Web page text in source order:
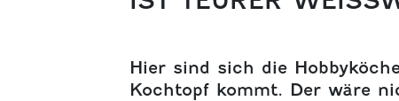
Hier sind sich die
Kochtopf kommt. Der wäre